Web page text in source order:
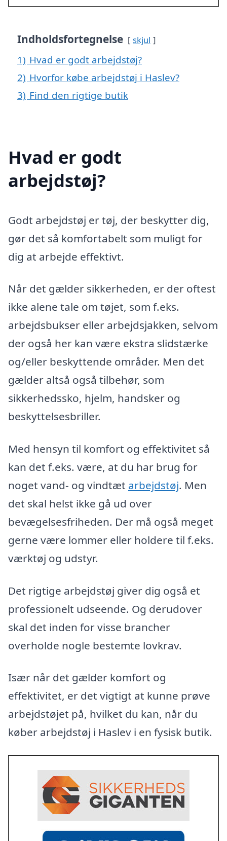
Indholdsfortegnelse skjul
1) Hvad er godt arbejdstøj?
2) Hvorfor købe arbejdstøj i Haslev?
3) Find den rigtige butik
Hvad er godt
arbejdstøj?
Godt arbejdstøj er tøj, der beskytter dig,
gør det så komfortabelt som muligt for
dig at arbejde effektivt.
Når det gælder sikkerheden, er der oftest
ikke alene tale om tøjet, som f.eks.
arbejdsbukser eller arbejdsjakken, selvom
der også her kan være ekstra slidstærke
og/eller beskyttende områder. Men det
gælder altså også tilbehør, som
sikkerhedssko, hjelm, handsker og
beskyttelsesbriller.
Med hensyn til komfort og effektivitet så
kan det f.eks. være, at du har brug for
noget vand- og vindtæt arbejdstøj. Men
det skal helst ikke gå ud over
bevægelsesfriheden. Der må også meget
gerne være lommer eller holdere til f.eks.
værktøj og udstyr.
Det rigtige arbejdstøj giver dig også et
professionelt udseende. Og derudover
skal det inden for visse brancher
overholde nogle bestemte lovkrav.
Især når det gælder komfort og
effektivitet, er det vigtigt at kunne prøve
arbejdstøjet på, hvilket du kan, når du
køber arbejdstøj i Haslev i en fysisk butik.